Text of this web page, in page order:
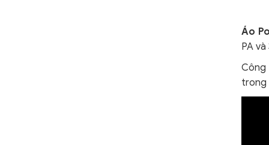
Áo
PA
Công
trong